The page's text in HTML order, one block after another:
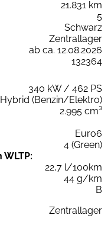
21.831 km
5
Schwarz
Zentrallager
ab ca. 12.08.2026
132364
340 kW / 462 PS
Hybrid (Benzin/Elektro)
2.995 cm³
Euro6
4 (Green)
22,7 l/100km
44 g/km
B
Zentrallager